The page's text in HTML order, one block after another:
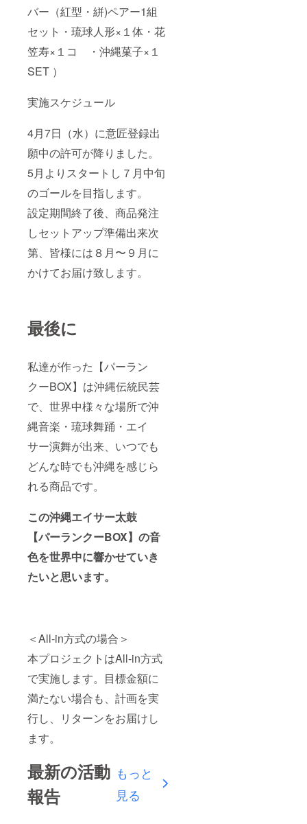
バー（紅型・絣)ペアー1組
セット・琉球人形×１体・花
笠寿×１コ ・沖縄菓子×１
SET ）
実施スケジュール
4月7日（水）に意匠登録出
願中の許可が降りました。
5月よりスタートし７月中旬
のゴールを目指します。
設定期間終了後、商品発注
しセットアップ準備出来次
第、皆様には８月〜９月に
かけてお届け致します。
最後に
私達が作った【パーラン
クーBOX】は沖縄伝統民芸
で、世界中様々な場所で沖
縄音楽・琉球舞踊・エイ
サー演舞が出来、いつでも
どんな時でも沖縄を感じら
れる商品です。
この沖縄エイサー太鼓
【パーランクーBOX】の音
色を世界中に響かせていき
たいと思います。
＜All-in方式の場合＞
本プロジェクトはAll-in方式
で実施します。目標金額に
満たない場合も、計画を実
行し、リターンをお届けし
ます。
最新の活動
報告
もっと
見る